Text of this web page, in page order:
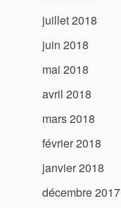
juillet 2018
juin 2018
mai 2018
avril 2018
mars 2018
février 2018
janvier 2018
décembre 2017